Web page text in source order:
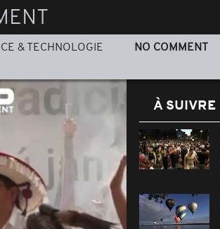
& TECHNOLOGIE NO COMMENT
À SUIVRE